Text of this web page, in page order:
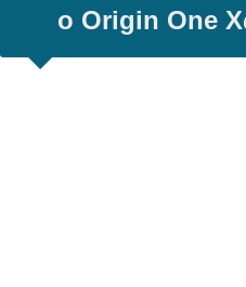
o Origin One